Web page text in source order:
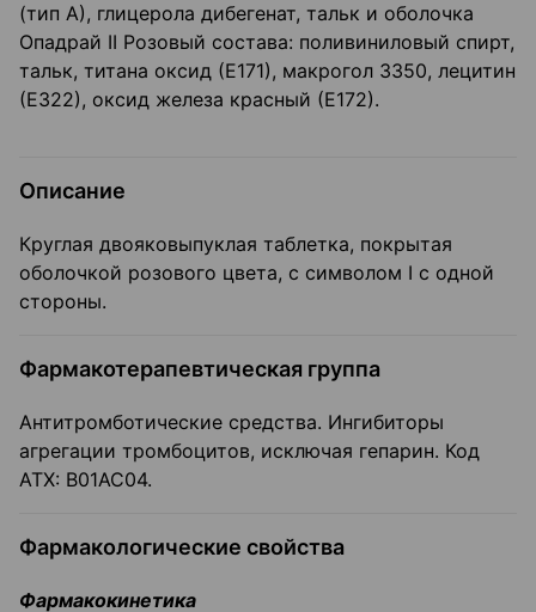
(тип А), глицерола дибегенат, тальк и оболочка
Опадрай II Розовый состава: поливиниловый спирт,
тальк, титана оксид (Е171), макрогол 3350, лецитин
(Е322), оксид железа красный (Е172).
Описание
Круглая двояковыпуклая таблетка, покрытая
оболочкой розового цвета, с символом I с одной
стороны.
Фармакотерапевтическая группа
Антитромботические средства. Ингибиторы
агрегации тромбоцитов, исключая гепарин. Код
АТХ: В01АС04.
Фармакологические свойства
Фармакокинетика